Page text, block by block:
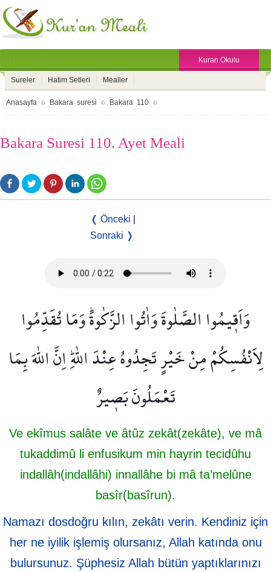
Kuran Okulu
Sureler Hatim Setleri Mealler
Anasayfa Bakara suresi Bakara 110
Bakara Suresi 110. Ayet Meali
❬ Önceki
Sonraki ❭
وَاَق۪يمُوا الصَّلٰوةَ وَاٰتُوا الزَّكٰوةَۜ وَمَا تُقَدِّمُوا
لِاَنْفُسِكُمْ مِنْ خَيْرٍ تَجِدُوهُ عِنْدَ اللّٰهِۜ اِنَّ اللّٰهَ بِمَا
تَعْمَلُونَ بَص۪يرٌ
Ve ekîmus salâte ve âtûz zekât(zekâte), ve mâ
tukaddimû li enfusikum min hayrin tecidûhu
indallâh(indallâhi) innallâhe bi mâ ta’melûne
basîr(basîrun).
Namazı dosdoğru kılın, zekâtı verin. Kendiniz için
her ne iyilik işlemiş olursanız, Allah katında onu
bulursunuz. Şüphesiz Allah bütün yaptıklarınızı